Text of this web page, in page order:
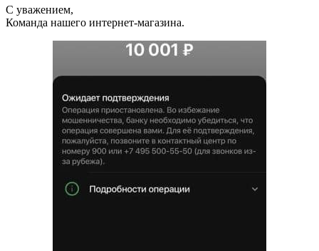
С уважением,
Команда нашего интернет-магазина.